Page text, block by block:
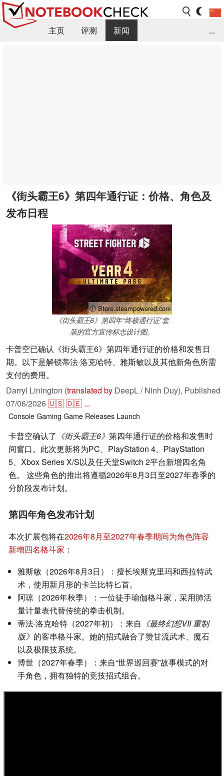
主页 评测
新闻
...
《街头霸王6》第四年通行证：价格、角色及
发布日程
ⓘ Store.steampowered.com
《街头霸王6》第四年“终极通行证”套
装的官方宣传标志设计图。
卡普空已确认《街头霸王6》第四年通行证的价格和发售日
期。以下是解锁蒂法·洛克哈特、雅斯敏以及其他新角色所需
支付的费用。
Darryl Linington (translated by DeepL / Ninh Duy), Published
07/06/2026🇺🇸🇩🇪 ...
ConsoleGaming Game Releases Launch
卡普空确认了 《街头霸王6》 第四年通行证的价格和发售时
间窗口。此次更新将为PC、PlayStation 4、PlayStation
5、Xbox Series X/S以及任天堂Switch 2平台新增四名角
色。 这些角色的推出将遵循2026年8月3日至2027年春季的
分阶段发布计划。
第四年角色发布计划
本次扩展包将在2026年8月至2027年春季期间为角色阵容
新增四名格斗家 ：
雅斯敏（2026年8月3日）：擅长埃斯克里玛和西拉特武
术，使用新月形的卡兰比特匕首。
阿琼（2026年秋季）：一位徒手瑜伽格斗家，采用肺活
量计量表代替传统的拳击机制。
蒂法·洛克哈特（2027年初）：来自 《最终幻想VII 重制
版》 的客串格斗家。她的招式融合了赞甘流武术、魔石
以及极限技系统。
博世（2027年春季）：来自“世界巡回赛”故事模式的对
手角色，拥有独特的竞技招式组合。